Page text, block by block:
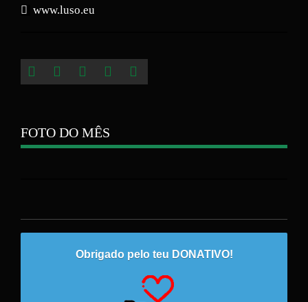
www.luso.eu
FOTO DO MÊS
Obrigado pelo teu DONATIVO!